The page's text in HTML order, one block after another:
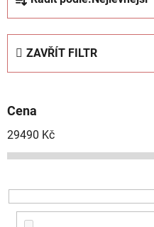
r
o
d
k
ZAVŘÍT FILTR
Cena
29490 Kč